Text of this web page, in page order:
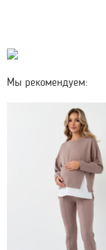
Мы рекомендуем: